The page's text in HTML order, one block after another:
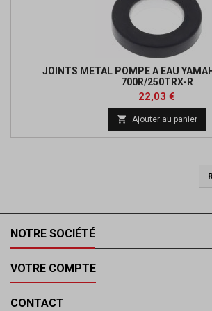
JOINTS METAL POMPE A EAU
700R/250TRX-R
Prix
22,03 €
base
 Ajouter au panier
NOTRE SOCIÉTÉ
VOTRE COMPTE
CONTACT